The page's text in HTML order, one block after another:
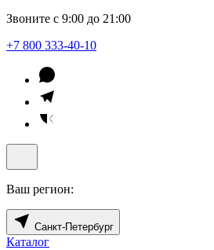
Звоните с 9:00 до 21:00
+7 800 333-40-10
Ваш регион:
Санкт-Петербург
Каталог